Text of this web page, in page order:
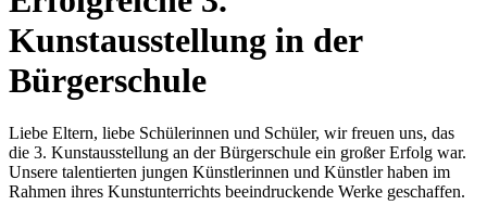
Kunstausstellung in der
Bürgerschule
Liebe Eltern, liebe Schülerinnen und Schüler, wir freuen uns, das
die 3. Kunstausstellung an der Bürgerschule ein großer Erfolg war.
Unsere talentierten jungen Künstlerinnen und Künstler haben im
Rahmen ihres Kunstunterrichts beeindruckende Werke geschaffen.